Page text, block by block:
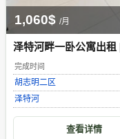
泽特河畔一卧公寓出
的60平方米公寓
完成时间
胡志明二区
泽特河
1,060$ /月
查看详情